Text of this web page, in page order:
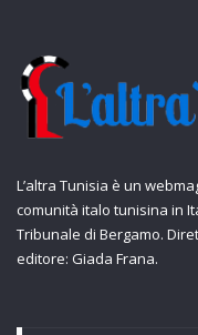
L’altra Tunisia è un
comunità italo tunisina in
Tribunale di Bergamo.
editore: Giada Frana.